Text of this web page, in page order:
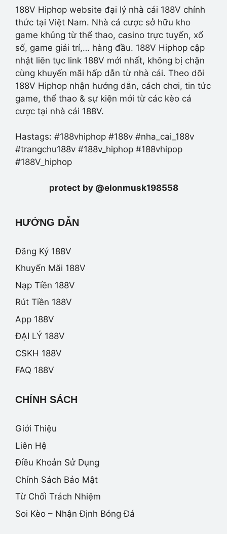
188V Hiphop website đại lý nhà cái 188V chính
thức tại Việt Nam. Nhà cá cược sở hữu kho
game khủng từ thể thao, casino trực tuyến, xổ
số, game giải trí,… hàng đầu. 188V Hiphop cập
nhật liên tục link 188V mới nhất, không bị chặn
cùng khuyến mãi hấp dẫn từ nhà cái. Theo dõi
188V Hiphop nhận hướng dẫn, cách chơi, tin tức
game, thể thao & sự kiện mới từ các kèo cá
cược tại nhà cái 188V.
Hastags: #188vhiphop #188v #nha_cai_188v
#trangchu188v #188v_hiphop #188vhipop
#188V_hiphop
protect by @elonmusk198558
HƯỚNG DẪN
Đăng Ký 188V
Khuyến Mãi 188V
Nạp Tiền 188V
Rút Tiền 188V
App 188V
ĐẠI LÝ 188V
CSKH 188V
FAQ 188V
CHÍNH SÁCH
Giới Thiệu
Liên Hệ
Điều Khoản Sử Dụng
Chính Sách Bảo Mật
Từ Chối Trách Nhiệm
Soi Kèo – Nhận Định Bóng Đá